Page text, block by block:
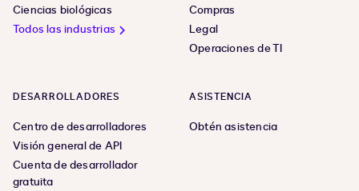
Ciencias biológicas
Todos las industrias
Compras
Legal
Operaciones de TI
DESARROLLADORES
Centro de desarrolladores
Visión general de API
Cuenta de desarrollador
gratuita
ASISTENCIA
Obtén asistencia